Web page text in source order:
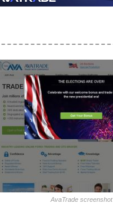
AvaTrade screenshot